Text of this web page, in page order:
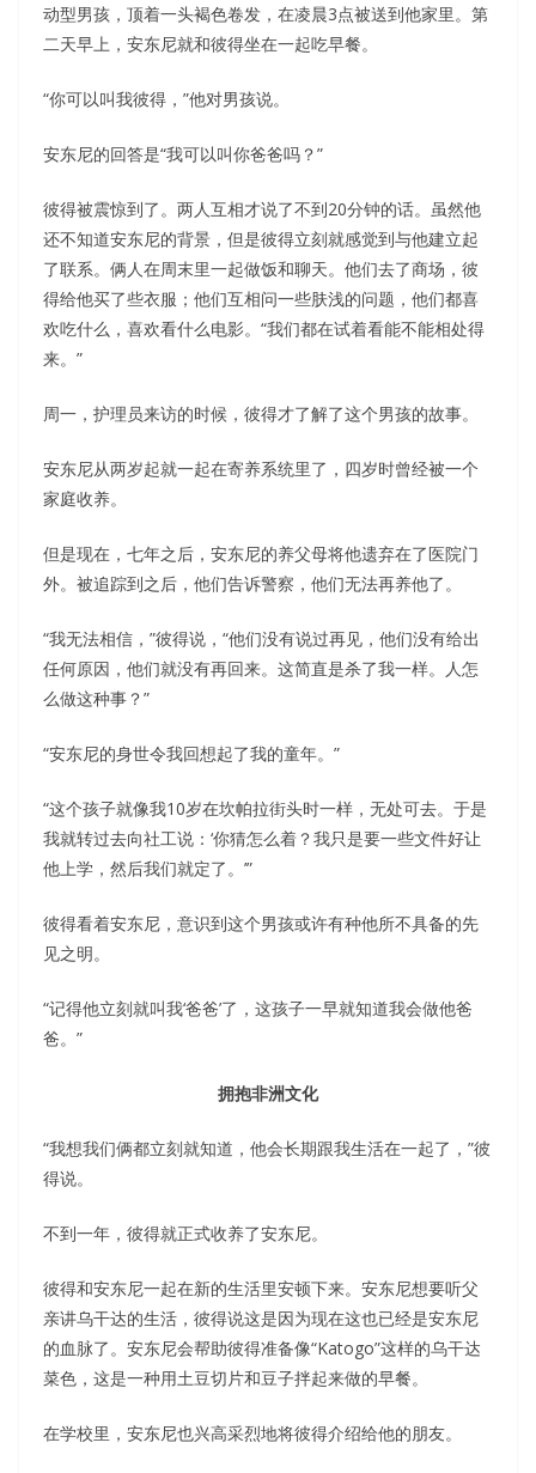
动型男孩，顶着一头褐色卷发，在凌晨3点被送到他家里。第
二天早上，安东尼就和彼得坐在一起吃早餐。
“你可以叫我彼得，”他对男孩说。
安东尼的回答是“我可以叫你爸爸吗？”
彼得被震惊到了。两人互相才说了不到20分钟的话。虽然他
还不知道安东尼的背景，但是彼得立刻就感觉到与他建立起
了联系。俩人在周末里一起做饭和聊天。他们去了商场，彼
得给他买了些衣服；他们互相问一些肤浅的问题，他们都喜
欢吃什么，喜欢看什么电影。“我们都在试着看能不能相处得
来。”
周一，护理员来访的时候，彼得才了解了这个男孩的故事。
安东尼从两岁起就一起在寄养系统里了，四岁时曾经被一个
家庭收养。
但是现在，七年之后，安东尼的养父母将他遗弃在了医院门
外。被追踪到之后，他们告诉警察，他们无法再养他了。
“我无法相信，”彼得说，“他们没有说过再见，他们没有给出
任何原因，他们就没有再回来。这简直是杀了我一样。人怎
么做这种事？”
“安东尼的身世令我回想起了我的童年。”
“这个孩子就像我10岁在坎帕拉街头时一样，无处可去。于是
我就转过去向社工说：‘你猜怎么着？我只是要一些文件好让
他上学，然后我们就定了。’”
彼得看着安东尼，意识到这个男孩或许有种他所不具备的先
见之明。
“记得他立刻就叫我‘爸爸’了，这孩子一早就知道我会做他爸
爸。”
拥抱非洲文化
“我想我们俩都立刻就知道，他会长期跟我生活在一起了，”彼
得说。
不到一年，彼得就正式收养了安东尼。
彼得和安东尼一起在新的生活里安顿下来。安东尼想要听父
亲讲乌干达的生活，彼得说这是因为现在这也已经是安东尼
的血脉了。安东尼会帮助彼得准备像“Katogo”这样的乌干达
菜色，这是一种用土豆切片和豆子拌起来做的早餐。
在学校里，安东尼也兴高采烈地将彼得介绍给他的朋友。